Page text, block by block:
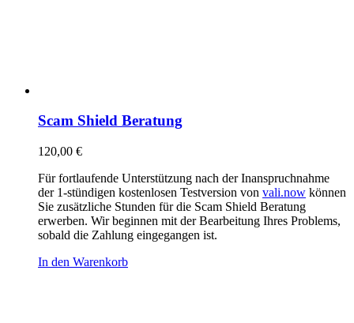
Scam Shield Beratung
120,00 €
Für fortlaufende Unterstützung nach der Inanspruchnahme
der 1-stündigen kostenlosen Testversion von vali.now können
Sie zusätzliche Stunden für die Scam Shield Beratung
erwerben. Wir beginnen mit der Bearbeitung Ihres Problems,
sobald die Zahlung eingegangen ist.
In den Warenkorb